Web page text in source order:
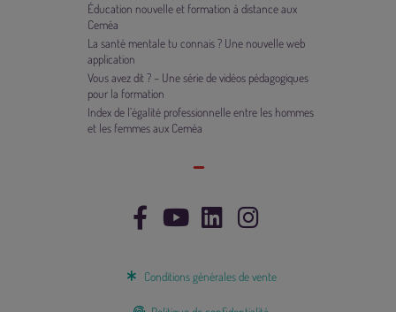
Éducation nouvelle et formation à distance aux
Ceméa
La santé mentale tu connais ? Une nouvelle web
application
Vous avez dit ? – Une série de vidéos pédagogiques
pour la formation
Index de l’égalité professionnelle entre les hommes
et les femmes aux Ceméa
Conditions générales de vente